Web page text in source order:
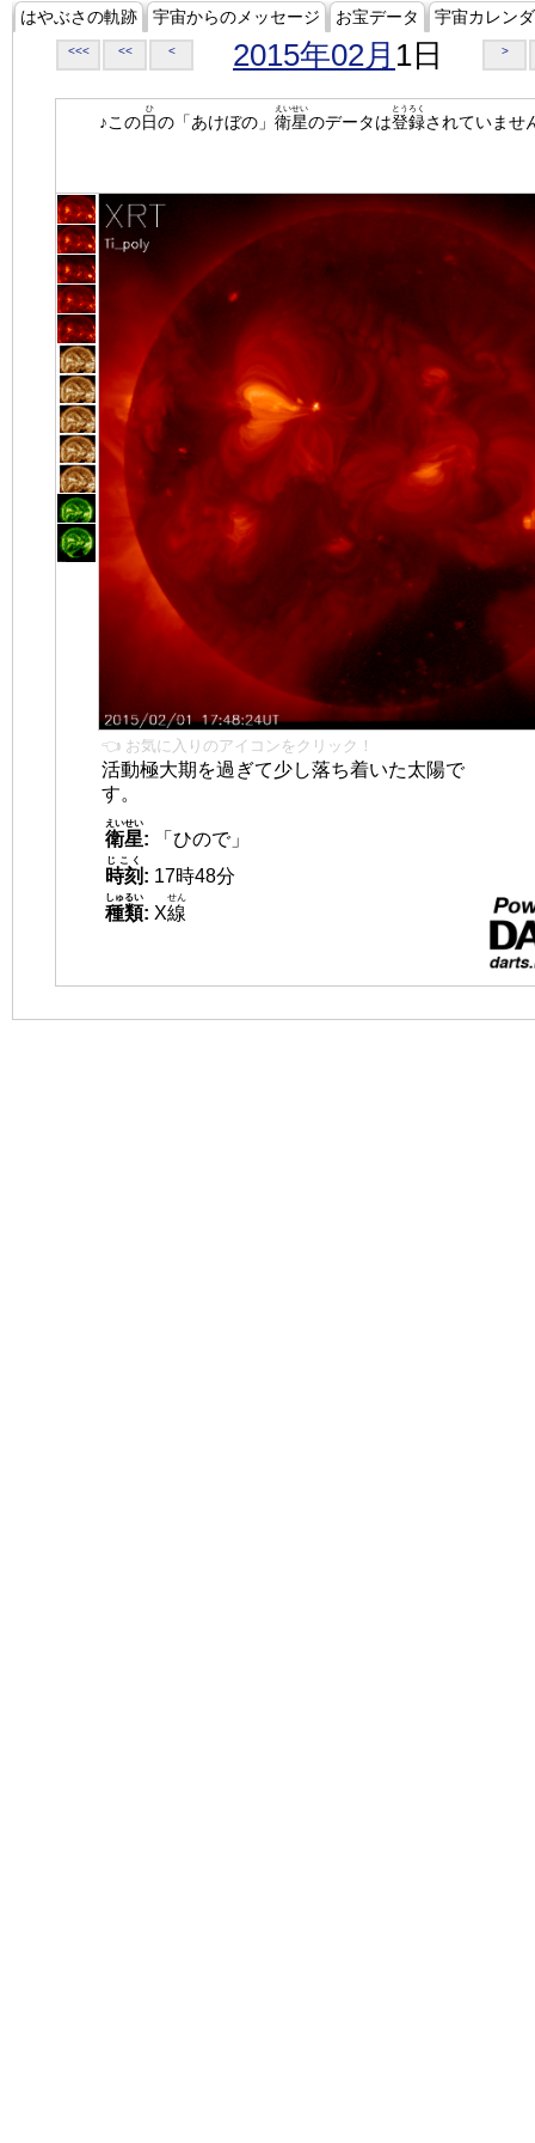
はやぶさの軌跡 宇宙からのメッセージ お宝データ 宇宙カレン
<<< << < 2015年02月 1日 >
♪この日
ひ
の「あけぼの」 衛星
えいせい
のデータは登録
とうろく
されていませ
👈 お気に入りのアイコンをクリック！
活動極大期を過ぎて少し落ち着いた太陽で
す。
衛星
えいせい
:
「ひので」
時刻
じこく
: 17時48分
種類
しゅるい
: X線
せん